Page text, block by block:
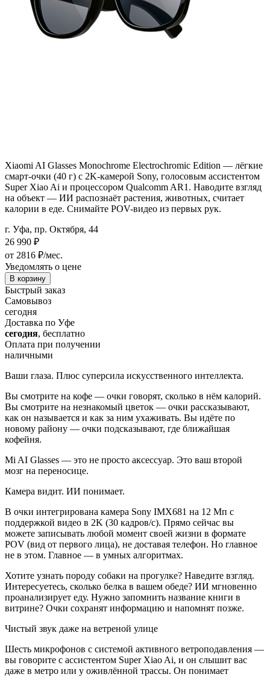
Xiaomi AI Glasses Monochrome Electrochromic Edition — лёгкие
смарт-очки (40 г) с 2K-камерой Sony, голосовым ассистентом
Super Xiao Ai и процессором Qualcomm AR1. Наводите взгляд
на объект — ИИ распознаёт растения, животных, считает
калории в еде. Снимайте POV-видео из первых рук.
г. Уфа, пр. Октября, 44
26 990 ₽
от 2816 ₽/мес.
Уведомлять о цене
В корзину
Быстрый заказ
Самовывоз
сегодня
Доставка по Уфе
сегодня, бесплатно
Оплата при получении
наличными
Ваши глаза. Плюс суперсила искусственного интеллекта.
Вы смотрите на кофе — очки говорят, сколько в нём калорий.
Вы смотрите на незнакомый цветок — очки рассказывают,
как он называется и как за ним ухаживать. Вы идёте по
новому району — очки подсказывают, где ближайшая
кофейня.
Mi AI Glasses — это не просто аксессуар. Это ваш второй
мозг на переносице.
Камера видит. ИИ понимает.
В очки интегрирована камера Sony IMX681 на 12 Мп с
поддержкой видео в 2K (30 кадров/с). Прямо сейчас вы
можете записывать любой момент своей жизни в формате
POV (вид от первого лица), не доставая телефон. Но главное
не в этом. Главное — в умных алгоритмах.
Хотите узнать породу собаки на прогулке? Наведите взгляд.
Интересуетесь, сколько белка в вашем обеде? ИИ мгновенно
проанализирует еду. Нужно запомнить название книги в
витрине? Очки сохранят информацию и напомнят позже.
Чистый звук даже на ветреной улице
Шесть микрофонов с системой активного ветроподавления —
вы говорите с ассистентом Super Xiao Ai, и он слышит вас
даже в метро или у оживлённой трассы. Он понимает